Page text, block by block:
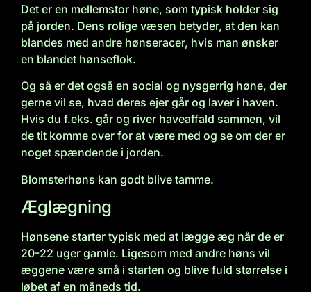
Det er en mellemstor høne, som typisk holder sig
på jorden. Dens rolige væsen betyder, at den kan
blandes med andre hønseracer, hvis man ønsker
en blandet hønseflok.
Og så er det også en social og nysgerrig høne, der
gerne vil se, hvad deres ejer går og laver i haven.
Hvis du f.eks. går og river haveaffald sammen, vil
de tit komme over for at være med og se om der er
noget spændende i jorden.
Blomsterhøns kan godt blive tamme.
Æglægning
Hønsene starter typisk med at lægge æg når de er
20-22 uger gamle. Ligesom med andre høns vil
æggene være små i starten og blive fuld størrelse i
løbet af en måneds tid.